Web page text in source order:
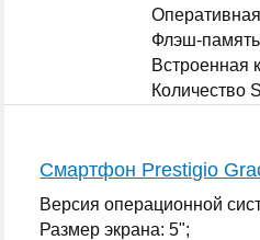
Флэш-
Встроенная
Количество
Смартфон Prestigio
Версия операционной
Размер экрана: 5";